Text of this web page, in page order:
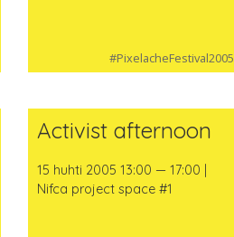
#PixelacheFestival2005
Activist afternoon
15 huhti 2005 13:00 — 17:00 |
Nifca project space #1